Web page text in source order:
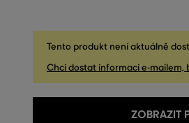
Tento produkt není aktuálně
Chci dostat informaci e-mailem,
ZOBRAZIT